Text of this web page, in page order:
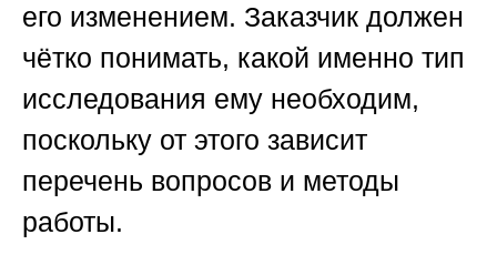
его изменением. Заказчик должен
чётко понимать, какой именно тип
исследования ему необходим,
поскольку от этого зависит
перечень вопросов и методы
работы.